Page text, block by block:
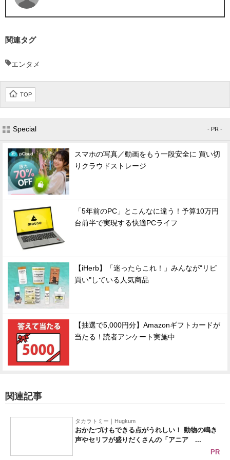
関連タグ
エンタメ
TOP
Special - PR -
スマホの写真／動画をもう一段安全に 買い切
りクラウドストレージ
「5年前のPC」とこんなに違う！予算10万円
台前半で実現する快適PCライフ
【iHerb】「迷ったらこれ！」みんなが"リピ
買い"している人気商品
【抽選で5,000円分】Amazonギフトカードが
当たる！読者アンケート実施中
関連記事
タカラトミー｜Hugkum
おかたづけもできる点がうれしい！ 動物の鳴き
声やセリフが盛りだくさんの「アニア ...
PR